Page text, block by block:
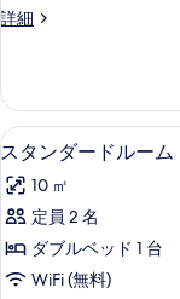
の
て
の
写
真
を
表
煙
禁
室
の
す
べ
て
の
写
詳細
ツ
ー
ム
禁
室
の
細
ス
タ
ン
ダ
ー
1
スタンダードルー
10 ㎡
定員 2 名
ダブルベッド 1 台
WiFi (無料)